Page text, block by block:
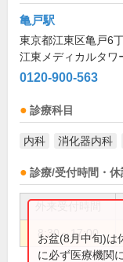
亀戸駅
東京都江東区亀戸6
江東メディカルタワ
0120-900-563
診療科目
内科 消化器内科
診療/受付時間・休
8:30～17:00
お盆(8月中旬)は
に必ず医療機関